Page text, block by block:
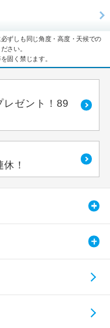
ずしも同じ角度・高度・天候での
さい。
固く禁じます。
レゼント！89
！